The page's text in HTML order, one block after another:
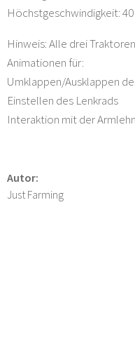
Höchstgeschwindigkeit:
Hinweis: Alle drei
Animationen für:
Umklappen/Ausklappen
Einstellen des Lenkrads
Interaktion mit der
Autor:
Just Farming